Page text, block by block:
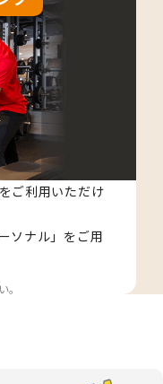
ご利用いただけ
ソナル」をご用